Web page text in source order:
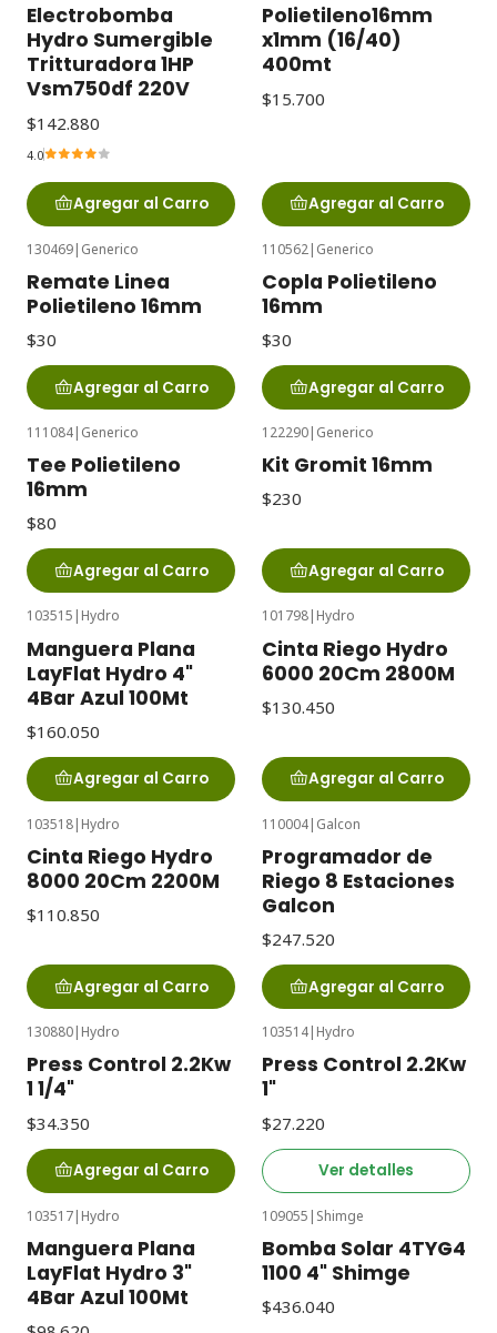
Electrobomba
Hydro Sumergible
Tritturadora 1HP
Vsm750df 220V
$142.880
4.0
Agregar al Carro
Polietileno16mm
x1mm (16/40)
400mt
$15.700
Agregar al Carro
130469| Generico
Remate Linea
Polietileno 16mm
$30
Agregar al Carro
110562| Generico
Copla Polietileno
16mm
$30
Agregar al Carro
111084| Generico
Tee Polietileno
16mm
$80
Agregar al Carro
122290| Generico
Kit Gromit 16mm
$230
Agregar al Carro
103515 Hydro
Manguera Plana
LayFlat Hydro 4"
4Bar Azul 100Mt
$160.050
Agregar al Carro
101798 Hydro
Cinta Riego Hydro
6000 20Cm 2800M
$130.450
Agregar al Carro
103518| Hydro
Cinta Riego Hydro
8000 20Cm 2200M
$110.850
Agregar al Carro
110004| Galcon
Programador de
Riego 8 Estaciones
Galcon
$247.520
Agregar al Carro
130880| Hydro
Press Control 2.2Kw
1 1/4"
$34.350
Agregar al Carro
103514| Hydro
Press Control 2.2Kw
1"
$27.220
Ver detalles
103517| Hydro
Manguera Plana
LayFlat Hydro 3"
4Bar Azul 100Mt
109055 | Shimge
Bomba Solar 4TYG4
1100 4" Shimge
$436.040